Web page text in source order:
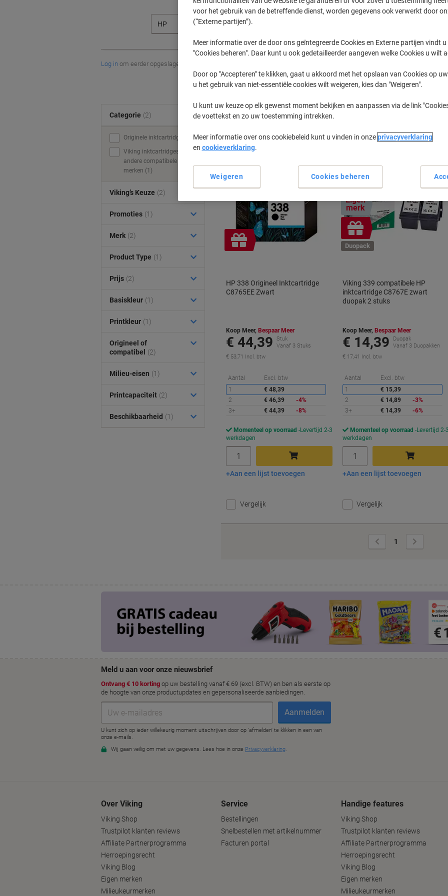
HP
Log in om eerder opgeslagen printers en/of eerder gekochte cartridges te tonen
HP Photosmart 8000 Printer Inkt
Sorteer op:
Geschenk
HP 338 Origineel Inktcartridge
C8765EE Zwart
Koop Meer, Bespaar Meer
€ 44,39
Stuk
Vanaf 3 Stuks
€ 53,71 Incl. btw
Aantal Excl. btw
Korting
1
€ 48,39
2
€ 46,39
-4%
3+
€ 44,39 -8%
Momenteel op voorraad
Levertijd 2-3
werkdagen
In winkelwagen
Aan een lijst toevoegen
Vergelijk
Eigen
merk
Geschenk
Duopack
Viking 339 compatibele HP
inktcartridge C8767E zwart
duopak 2 stuks
Koop Meer, Bespaar Meer
€ 14,39
Duopak
Vanaf 3 Duopakken
€ 17,41 Incl. btw
Aantal Excl. btw
1
€ 15,39
2
€ 14,89
-3%
3+
€ 14,39 -6%
Momenteel op voorraad
Levertijd 2-3
werkdagen
In winkelwagen
Aan een lijst toevoegen
Vergelijk
Vorige
pagina
1
pagina
Categorie (2)
Originele inktcartridges (1)
Viking inktcartridges &
andere compatibele
merken (1)
Viking’s Keuze (2)
Promoties (1)
Merk (2)
Product Type (1)
Prijs (2)
Basiskleur (1)
Printkleur (1)
Origineel of
compatibel
(2)
Milieu-eisen (1)
Printcapaciteit (2)
Beschikbaarheid (1)
Over Viking
Viking Shop
Trustpilot klanten reviews
Affiliate Partnerprogramma
Herroepingsrecht
Viking Blog
Eigen merken
Milieukeurmerken
Service
Bestellingen
Snelbestellen met artikelnummer
Facturen portal
Handige features
Viking Shop
Trustpilot klanten reviews
Affiliate Partnerprogramma
Herroepingsrecht
Viking Blog
Eigen merken
Milieukeurmerken
voor het gebruik van de betreffende dienst, worden gegevens ook verwerkt door
(“Externe partijen”).
Meer informatie over de door ons geïntegreerde Cookies en Externe partijen vindt u
"Cookies beheren". Daar kunt u ook gedetailleerder aangeven welke Cookies u wilt
Door op "Accepteren" te klikken, gaat u akkoord met het opslaan van Cookies op
u het gebruik van niet-essentiële cookies wilt weigeren, kies dan "Weigeren".
U kunt uw keuze op elk gewenst moment bekijken en aanpassen via de link
de voettekst en zo uw toestemming intrekken.
Meer informatie over ons cookiebeleid kunt u vinden in onzeprivacyverklaring
en cookieverklaring.
Cookies beheren
Weigeren